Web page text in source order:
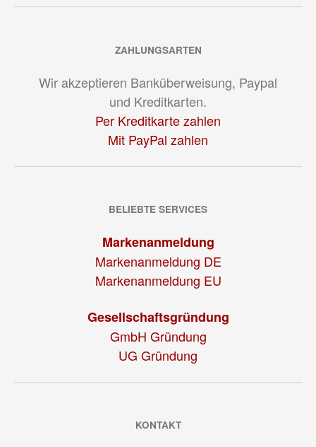
ZAHLUNGSARTEN
Wir akzeptieren Banküberweisung, Paypal
und Kreditkarten.
Per Kreditkarte zahlen
Mit PayPal zahlen
BELIEBTE SERVICES
Markenanmeldung
Markenanmeldung DE
Markenanmeldung EU
Gesellschaftsgründung
GmbH Gründung
UG Gründung
KONTAKT